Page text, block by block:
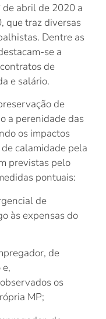
de abril de 2020 a
que traz diversas
Dentre as
se a
de
e salário.
de
a perenidade das
os impactos
calamidade pela
previstas pelo
pontuais:
de
às expensas do
de
os
MP;